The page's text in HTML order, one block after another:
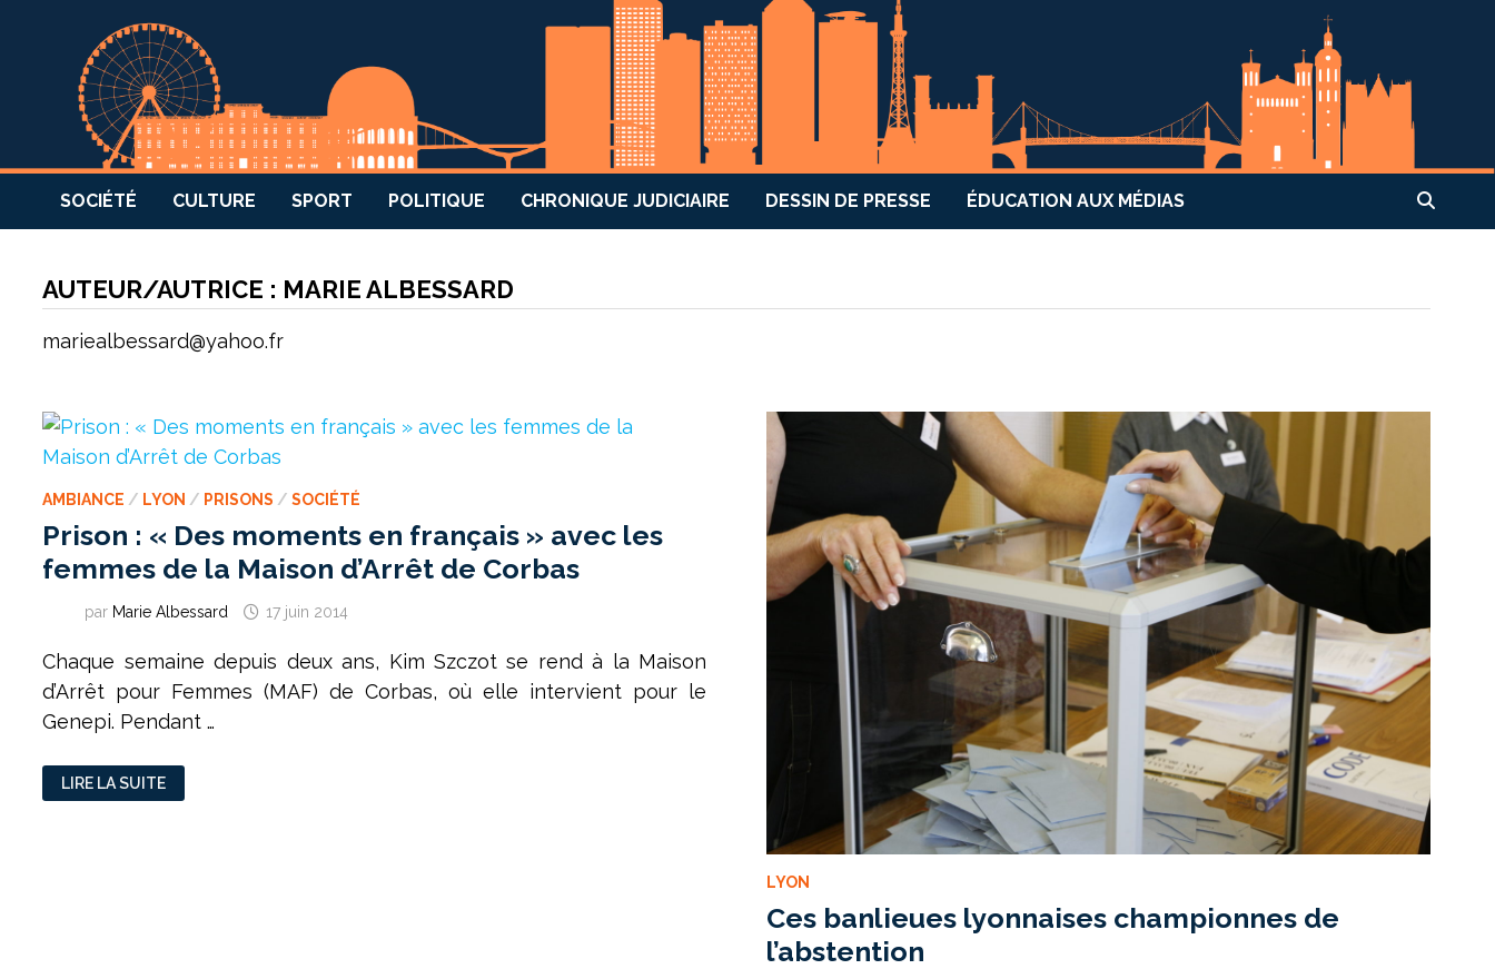
SOCIÉTÉ CULTURE SPORT POLITIQUE CHRONIQUE JUDICIAIRE DESSIN DE PRESSE ÉDUCATION AUX MÉDIAS
AUTEUR/AUTRICE : MARIE ALBESSARD
mariealbessard@yahoo.fr
AMBIANCE / LYON / PRISONS /SOCIÉTÉ
Prison : « Des moments en français » avec les
femmes de la Maison d’Arrêt de Corbas
par Marie Albessard 17 juin 2014
Chaque semaine depuis deux ans, Kim Szczot se rend à la Maison
d’Arrêt pour Femmes (MAF) de Corbas, où elle intervient pour le
Genepi. Pendant …
PRISON
:
« DES
LIRE LA SUITE
LYON
Ces banlieues lyonnaises championnes de
l’abstention